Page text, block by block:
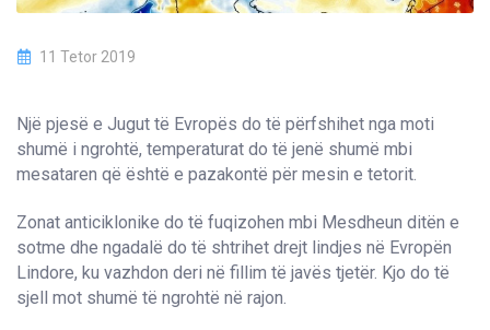
11 Tetor 2019
Një pjesë e Jugut të Evropës do të përfshihet nga moti
shumë i ngrohtë, temperaturat do të jenë shumë mbi
mesataren që është e pazakontë për mesin e tetorit.
Zonat anticiklonike do të fuqizohen mbi Mesdheun ditën e
sotme dhe ngadalë do të shtrihet drejt lindjes në Evropën
Lindore, ku vazhdon deri në fillim të javës tjetër. Kjo do të
sjell mot shumë të ngrohtë në rajon.